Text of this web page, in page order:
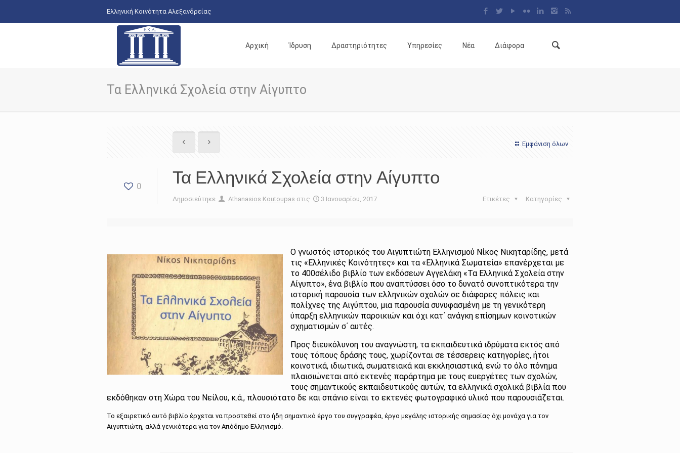
Ελληνική Κοινότητα Αλεξανδρείας
Αρχική Ίδρυση Δραστηριότητες Υπηρεσίες Νέα Διάφορα
Τα Ελληνικά Σχολεία στην Αίγυπτο
Εμφάνιση όλων
0 Τα Ελληνικά Σχολεία στην Αίγυπτο
Δημοσιεύτηκε Athanasios Koutoupas στις 3 Ιανουαρίου, 2017 Κατηγορίες
Ετικέτες
Ο γνωστός ιστορικός του Αιγυπτιώτη Ελληνισμού Νίκος Νικηταρίδης, μετά
τις «Ελληνικές Κοινότητες» και τα «Ελληνικά Σωματεία» επανέρχεται με
το 400σέλιδο βιβλίο των εκδόσεων Αγγελάκη «Τα Ελληνικά Σχολεία στην
Αίγυπτο», ένα βιβλίο που αναπτύσσει όσο το δυνατό συνοπτικότερα την
ιστορική παρουσία των ελληνικών σχολών σε διάφορες πόλεις και
πολίχνες της Αιγύπτου, μια παρουσία συνυφασμένη με τη γενικότερη
ύπαρξη ελληνικών παροικιών και όχι κατ΄ ανάγκη επίσημων κοινοτικών
σχηματισμών σ΄ αυτές.
Προς διευκόλυνση του αναγνώστη, τα εκπαιδευτικά ιδρύματα εκτός από
τους τόπους δράσης τους, χωρίζονται σε τέσσερεις κατηγορίες, ήτοι
κοινοτικά, ιδιωτικά, σωματειακά και εκκλησιαστικά, ενώ το όλο πόνημα
πλαισιώνεται από εκτενές παράρτημα με τους ευεργέτες των σχολών,
τους σημαντικούς εκπαιδευτικούς αυτών, τα ελληνικά σχολικά βιβλία που
εκδόθηκαν στη Χώρα του Νείλου, κ.ά., πλουσιότατο δε και σπάνιο είναι το εκτενές φωτογραφικό υλικό που παρουσιάζεται.
Το εξαιρετικό αυτό βιβλίο έρχεται να προστεθεί στο ήδη σημαντικό έργο του συγγραφέα, έργο μεγάλης ιστορικής σημασίας όχι μονάχα για τον
Αιγυπτιώτη, αλλά γενικότερα για τον Απόδημο Ελληνισμό.